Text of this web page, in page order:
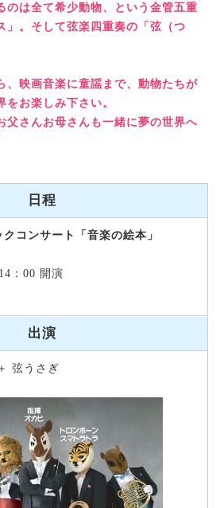
のは全て希少動物、という金管五重
」。そして弦楽四重奏の「弦（つ
、映画音楽に童謡まで、動物たちが
お楽しみ下さい。
父さんお母さんも一緒に夢の世界へ
日程
コンサート「音楽の絵本」
：00 開演
出演
弦うさぎ